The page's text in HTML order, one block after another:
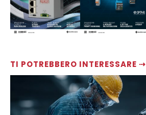
TI POTREBBERO INTERESSARE ⇢